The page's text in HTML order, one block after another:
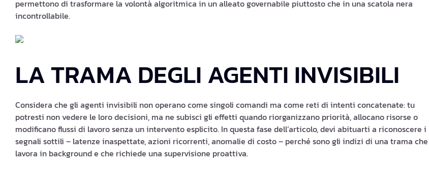
permettono di trasformare la volontà algoritmica in un alleato governabile piuttosto che in una scatola nera
incontrollabile.
LA TRAMA DEGLI AGENTI INVISIBILI
Considera che gli agenti invisibili non operano come singoli comandi ma come reti di intenti concatenate: tu
potresti non vedere le loro decisioni, ma ne subisci gli effetti quando riorganizzano priorità, allocano risorse o
modificano flussi di lavoro senza un intervento esplicito. In questa fase dell’articolo, devi abituarti a riconoscere i
segnali sottili – latenze inaspettate, azioni ricorrenti, anomalie di costo – perché sono gli indizi di una trama che
lavora in background e che richiede una supervisione proattiva.